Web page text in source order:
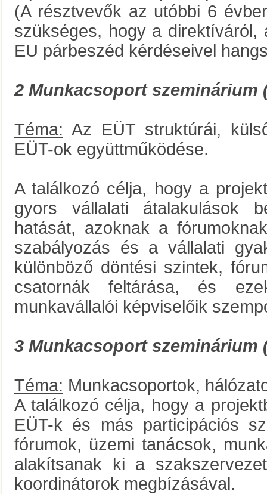
(A résztvevők az utóbbi 6
szükséges, hogy a
EU párbeszéd kérdéseivel
2 Munkacsoport szeminárium
Téma: Az EÜT struktúrái,
EÜT-ok együttműködése.
A találkozó célja, hogy a
gyors vállalati átalakulások
hatását, azoknak a
szabályozás és a vállalati
különböző döntési szintek,
csatornák feltárása, és
munkavállalói képviselőik
3 Munkacsoport szeminárium
Téma: Munkacsoportok,
A találkozó célja, hogy a
EÜT-k és más participációs
fórumok, üzemi tanácsok,
alakítsanak ki a
koordinátorok megbízásával.